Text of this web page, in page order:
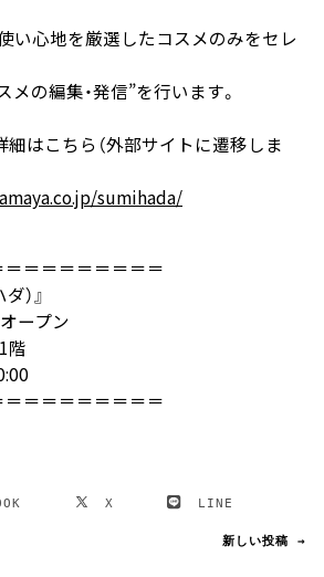
使い心地を厳選したコスメのみをセレ
の編集・発信”を行います。
細はこちら（外部サイトに遷移しま
sumihada/
＝＝＝＝＝＝＝＝
）』
ープン
階
＝＝＝＝＝＝＝＝
X LINE
新しい投稿 →